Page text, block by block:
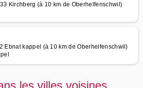
Kirchberg (à 10 km de Oberhelfenschwil)
Ebnat kappel (à 10 km de Oberhelfenschwil)
les villes voisines